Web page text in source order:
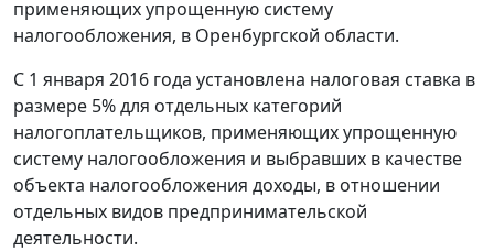
применяющих упрощенную систему
налогообложения, в Оренбургской области.
С 1 января 2016 года установлена налоговая ставка в
размере 5% для отдельных категорий
налогоплательщиков, применяющих упрощенную
систему налогообложения и выбравших в качестве
объекта налогообложения доходы, в отношении
отдельных видов предпринимательской
деятельности.